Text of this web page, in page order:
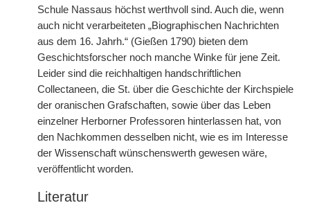
Schule Nassaus höchst werthvoll sind. Auch die, wenn
auch nicht verarbeiteten „Biographischen Nachrichten
aus dem 16. Jahrh.“ (Gießen 1790) bieten dem
Geschichtsforscher noch manche Winke für jene Zeit.
Leider sind die reichhaltigen handschriftlichen
Collectaneen, die St. über die Geschichte der Kirchspiele
der oranischen Grafschaften, sowie über das Leben
einzelner Herborner Professoren hinterlassen hat, von
den Nachkommen desselben nicht, wie es im Interesse
der Wissenschaft wünschenswerth gewesen wäre,
veröffentlicht worden.
Literatur